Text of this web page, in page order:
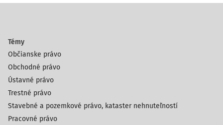
Témy
Občianske právo
Obchodné právo
Ústavné právo
Trestné právo
Stavebné a pozemkové právo, kataster nehnuteľností
Pracovné právo